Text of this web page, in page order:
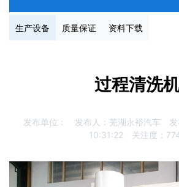
生产设备 质量保证 资料下载
过程清洗
发布单位： 发布人： 芜湖永裕汽车
10:31:22
关注度：